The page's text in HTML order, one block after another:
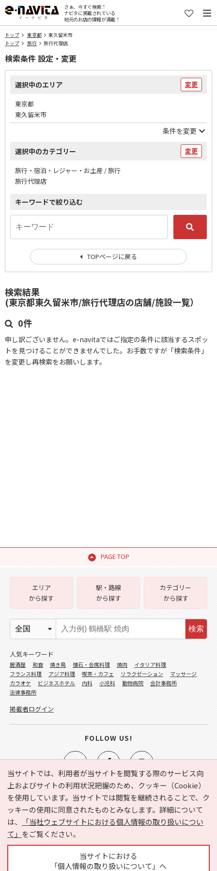
さぁ、今すぐ検索！
ナビタに掲載されている
地元のお店の情報が満載！
トップ 東京都
東久留米市
トップ
旅行 旅行代理店
検索結果
(東京都東久留米市/旅行代理店の店舗/施設一覧）
0件
申し訳ございません。e-navitaではご指定の条件に該当するスポッ
トを見つけることができませんでした。お手数ですが「検索条件」
を変更し再検索をお願いします。
検索条件 設定・変更
選択中のエリア 変更
東京都
東久留米市
条件を変更
選択中のカテゴリー 変更
旅行・宿泊・レジャー・お土産 / 旅行
旅行代理店
キーワードで絞り込む
TOPページに戻る
PAGE TOP
当サイトでは、利用者が当サイトを閲覧する際のサービス向
上およびサイトの利用状況把握のため、クッキー（Cookie）
を使用しています。当サイトでは閲覧を継続されることで、ク
ッキーの使用に同意されたものとみなします。詳細について
は、
「当社ウェブサイトにおける個人情報の取り扱いについ
て」 をご覧ください。
当サイトにおける
「個人情報の取り扱いについて」へ
e-NAVITA（イーナビタ）とは？ お気に入り
ヘルプ
利用規約
個人情報の取り扱いについて
運営会社
サイトマップ
広告掲載に関するお問い合わせ
エリア
から探す
駅・路線
から探す
カテゴリー
から探す
検索
人気キーワード
居酒屋 和食 焼き鳥 懐石・会席料理 焼肉
イタリア料理
フランス料理
アジア料理 喫茶・カフェ リラクゼーション
マッサージ
カラオケ
ビジネスホテル 内科 小児科 動物病院
会計事務所
法律事務所
掲載者ログイン
FOLLOW US!